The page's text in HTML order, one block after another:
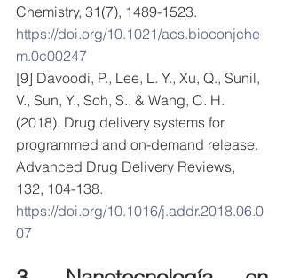
Chemistry, 31(7), 1489-1523.
https://doi.org/10.1021/acs.bioconjche
m.0c00247
[9] Davoodi, P., Lee, L. Y., Xu, Q., Sunil,
V., Sun, Y., Soh, S., & Wang, C. H.
(2018). Drug delivery systems for
programmed and on-demand release.
Advanced Drug Delivery Reviews,
132, 104-138.
https://doi.org/10.1016/j.addr.2018.06.0
07